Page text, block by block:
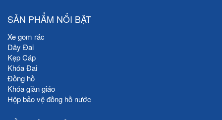
SẢN PHẨM NỔI BẬT
Xe gom rác
Dây Đai
Kẹp Cáp
Khóa Đai
Đồng hồ
Khóa giàn giáo
Hộp bảo vệ đồng hồ nước